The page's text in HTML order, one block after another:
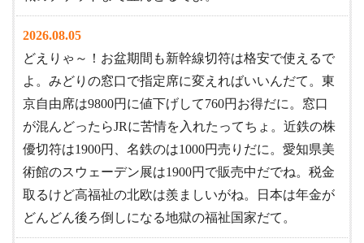
2026.08.05
どえりゃ～！お盆期間も新幹線切符は格安で使えるで
よ。みどりの窓口で指定席に変えればいいんだて。東
京自由席は9800円に値下げして760円お得だに。窓口
が混んどったらJRに苦情を入れたってちょ。近鉄の株
優切符は1900円、名鉄のは1000円売りだに。愛知県美
術館のスウェーデン展は1900円で販売中だでね。税金
取るけど高福祉の北欧は羨ましいがね。日本は年金が
どんどん後ろ倒しになる地獄の福祉国家だて。